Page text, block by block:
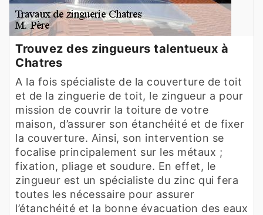
Trouvez des zingueurs talentueux à
Chatres
A la fois spécialiste de la couverture de toit
et de la zinguerie de toit, le zingueur a pour
mission de couvrir la toiture de votre
maison, d’assurer son étanchéité et de fixer
la couverture. Ainsi, son intervention se
focalise principalement sur les métaux ;
fixation, pliage et soudure. En effet, le
zingueur est un spécialiste du zinc qui fera
toutes les nécessaire pour assurer
l’étanchéité et la bonne évacuation des eaux